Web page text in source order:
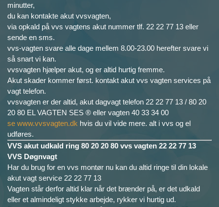
minutter,
du kan kontakte akut vvsvagten,
via opkald på vvs vagtens akut nummer tlf. 22 22 77 13 eller
sende en sms.
vvs-vagten svare alle dage mellem 8.00-23.00 herefter svare vi
så snart vi kan.
vvsvagten hjælper akut, og er altid hurtig fremme.
Akut skader kommer først. kontakt akut vvs vagten services på
vagt telefon.
vvsvagten er der altid, akut dagvagt telefon 22 22 77 13 / 80 20
20 80 EL VAGTEN SES ® eller vagten 40 33 34 00
se www.vvsvagten.dk hvis du vil vide mere. alt i vvs og el
udføres.
VVS akut udkald ring 80 20 20 80 vvs vagten 22 22 77 13
VVS Døgnvagt
Har du brug for en vvs montør nu kan du altid ringe til din lokale
akut vagt service 22 22 77 13
Vagten står derfor altid klar når det brænder på, er det udkald
eller et almindeligt stykke arbejde, rykker vi hurtig ud.